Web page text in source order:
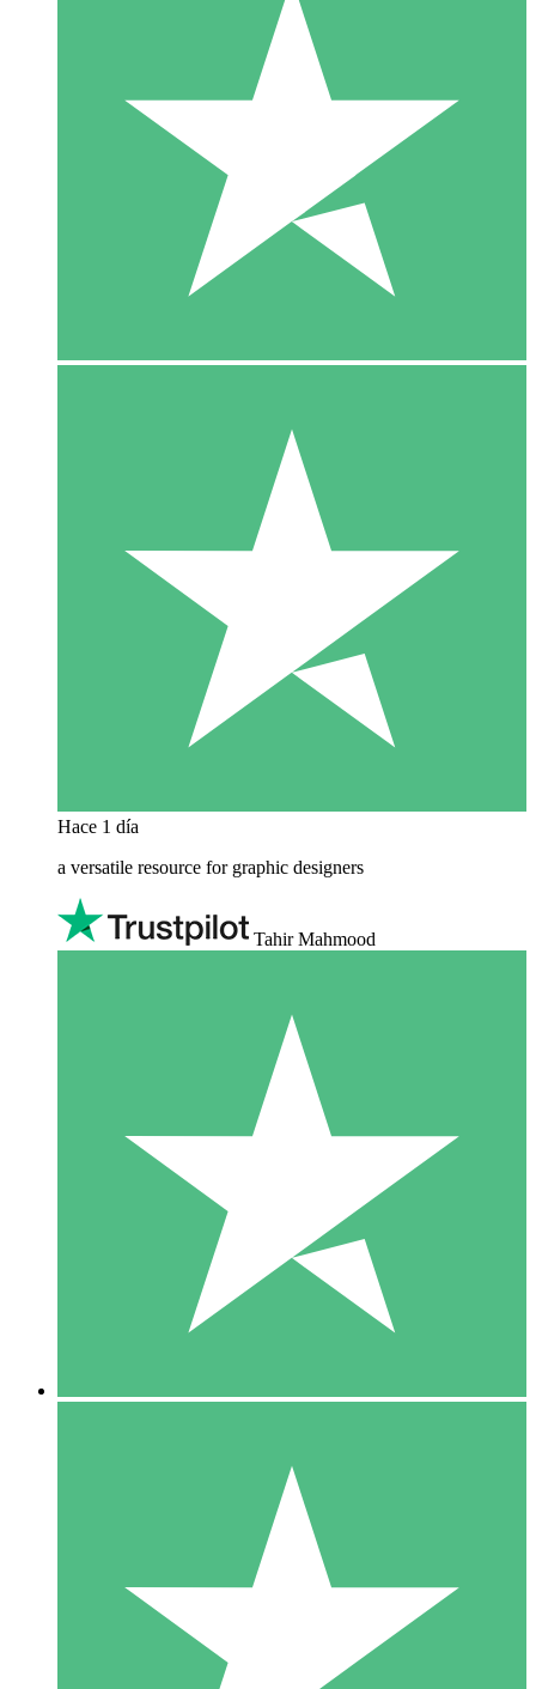
Hace 1 día
a versatile resource for graphic designers
Tahir Mahmood